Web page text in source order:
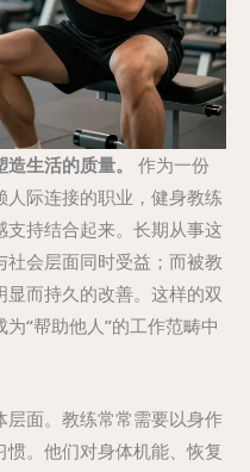
生活的质量。
作为一份
际连接的职业，健身教练
持结合起来。长期从事这
会层面同时受益；而被教
而持久的改善。这样的双
“帮助他人”的工作范畴中
面。教练常常需要以身作
。他们对身体机能、恢复